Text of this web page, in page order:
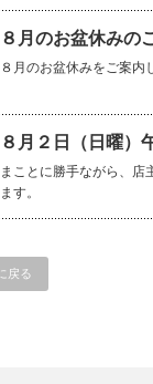
８月のお盆休みの
８月のお盆休みをご案内
８月２日（日曜）
まことに勝手ながら、店
ます。
戻る